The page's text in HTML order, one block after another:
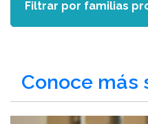
Conoce más
Filtrar por familias